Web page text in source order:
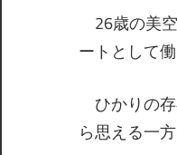
26歳の美
ートとして
ひかりの
ら思える一